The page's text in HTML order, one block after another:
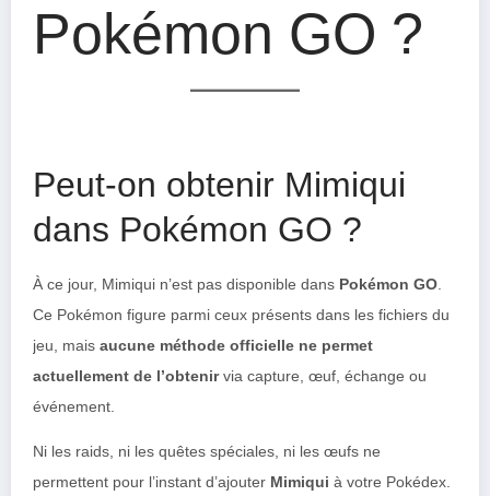
Pokémon GO ?
Peut-on obtenir Mimiqui
dans Pokémon GO ?
À ce jour, Mimiqui n’est pas disponible dans Pokémon GO
Ce Pokémon figure parmi ceux présents dans les fichiers du
jeu, mais aucune méthode officielle ne permet
actuellement de l’obtenirvia capture, œuf, échange ou
événement.
Ni les raids, ni les quêtes spéciales, ni les œufs ne
permettent pour l’instant d’ajouter Mimiqui à votre Pokédex.